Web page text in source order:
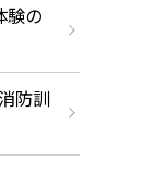
験の
防訓